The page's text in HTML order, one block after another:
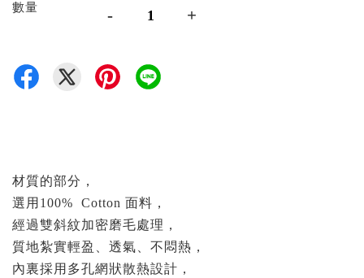
數量 - +
材質的部分，
選用100% Cotton 面料，
經過雙斜紋加密磨毛處理，
質地紮實輕盈、透氣、不悶熱，
內裏採用多孔網狀散熱設計，